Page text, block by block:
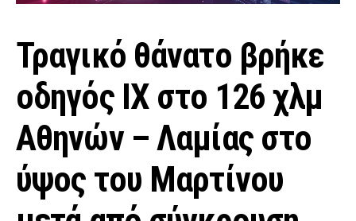
Τραγικό θάνατο βρήκε
οδηγός ΙΧ στο 126 χλμ
Αθηνών – Λαμίας στο
ύψος του Μαρτίνου